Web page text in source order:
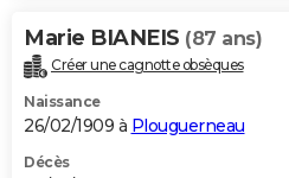
Marie BIANEIS (87 ans)
Créer une cagnotte obsèques
Naissance
26/02/1909 à Plouguerneau
Décès